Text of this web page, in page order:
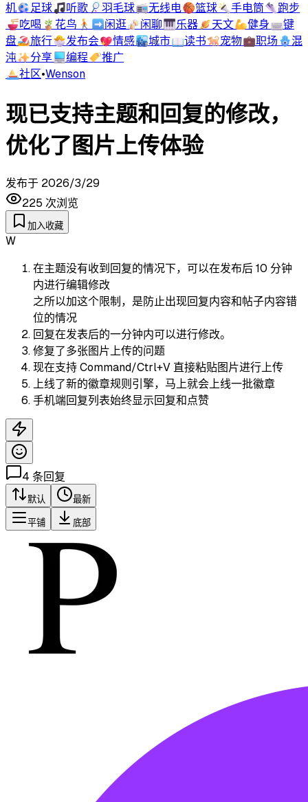
机⚽足球🎵听歌 🏸羽毛球📻无线电🏀篮球🔦手电筒👟跑步
🍜吃喝 🪴 花鸟 🚶‍➡️闲逛🍻闲聊🎹乐器🪐天文💪健身⌨️键
盘🏖️旅行🐣发布会💖情感🏙️城市📖读书🐕宠物💼职场🪬混
沌✨分享💻编程🏷️推广
⛵社区•Wenson
现已支持主题和回复的修改，
优化了图片上传体验
发布于 2026/3/29
225 次浏览
加入收藏
W
在主题没有收到回复的情况下，可以在发布后 10 分钟
内进行编辑修改
之所以加这个限制，是防止出现回复内容和帖子内容错
位的情况
回复在发表后的一分钟内可以进行修改。
修复了多张图片上传的问题
现在支持 Command/Ctrl+V 直接粘贴图片进行上传
上线了新的徽章规则引擎，马上就会上线一批徽章
手机端回复列表始终显示回复和点赞
4 条回复
默认 最新
平铺 底部